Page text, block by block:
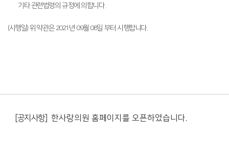
기타 관련법령의 규정에 의합니다.
(시행일) 위 약관은 2021년 09월 08일 부터 시행합니다.
[공지사항] 한사랑의원 홈페이지를 오픈하였습니다.